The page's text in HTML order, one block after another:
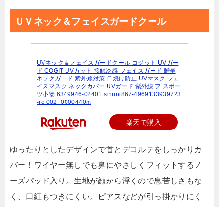
ＵＶネック＆フェイスガードクール
UVネック＆フェイスガードクール コジット UVガー
ド COGIT UVカット 接触冷感 フェイスガード 贈呈
ネックガード 紫外線対策 日焼け防止 UVマスク フェ
イスマスク ネックカバー UVガード 紫外線 フ スポー
ツ小物 6349946-02401 sinnni867-4969133939723
-ro 002_0000440m
楽天で購入
ゆったりとしたデザインで首とデコルテをしっかりカ
バー！ワイヤー無しでも鼻にやさしくフィットするノ
ーズパッド入り。生地が顔から浮くので息苦しさもな
く、口紅もつきにくい。ピアスなどが引っ掛かりにく